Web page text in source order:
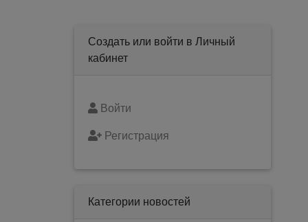
Создать или войти в Личный
кабинет
Войти
Регистрация
Категории новостей